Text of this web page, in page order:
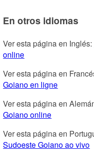
En otros idiomas
Ver esta página en Inglés:
online
Ver esta página en
Goiano en ligne
Ver esta página en
Goiano online
Ver esta página en
Sudoeste Goiano ao vivo